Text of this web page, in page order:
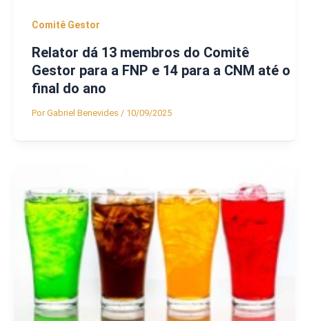
Comitê Gestor
Relator dá 13 membros do Comitê
Gestor para a FNP e 14 para a CNM até o
final do ano
PorGabriel Benevides / 10/09/2025